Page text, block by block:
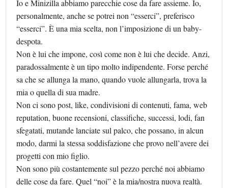
Io e Minizilla abbiamo parecchie cose da fare assieme. Io,
personalmente, anche se potrei non “esserci”, preferisco
“esserci”. È una mia scelta, non l’imposizione di un baby-
despota.
Non è lui che impone, così come non è lui che decide. Anzi,
paradossalmente è un tipo molto indipendente. Forse perché
sa che se allunga la mano, quando vuole allungarla, trova la
mia o quella di sua madre.
Non ci sono post, like, condivisioni di contenuti, fama, web
reputation, buone recensioni, classifiche, successi, lodi, fan
sfegatati, mutande lanciate sul palco, che possano, in alcun
modo, darmi la stessa soddisfazione che provo nell’avere dei
progetti con mio figlio.
Non sono più costantemente sul pezzo perché noi abbiamo
delle cose da fare. Quel “noi” è la mia/nostra nuova realtà.